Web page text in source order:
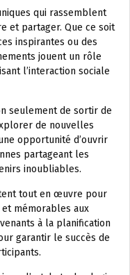
qui rassemblent
et partager. Que ce soit
inspirantes ou des
jouent un rôle
l’interaction sociale
seulement de sortir de
de nouvelles
opportunité d’ouvrir
partageant les
inoubliables.
tout en œuvre pour
mémorables aux
à la planification
garantir le succès de